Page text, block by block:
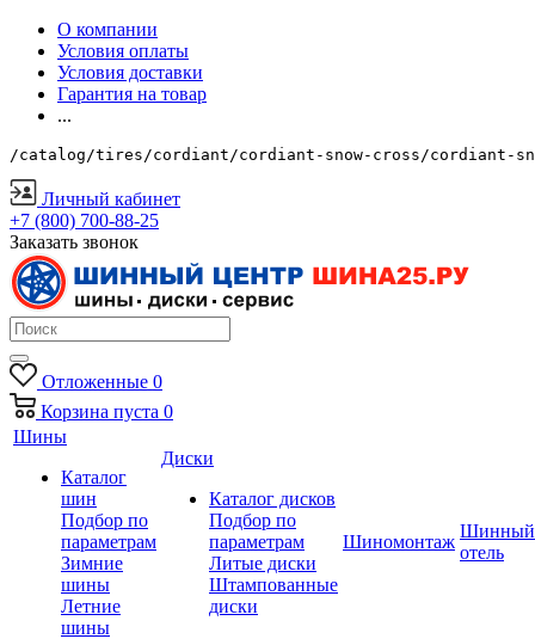
О компании
Условия оплаты
Условия доставки
Гарантия на товар
...
/catalog/tires/cordiant/cordiant-snow-cross/cordiant-
Личный кабинет
+7 (800) 700-88-25
Заказать звонок
Отложенные 0
Корзина пуста 0
Шины
Каталог
шин
Подбор по
параметрам
Зимние
шины
Летние
шины
Диски
Каталог дисков
Подбор по
параметрам
Литые диски
Штампованные
диски
Шиномонтаж
Шинный
отель